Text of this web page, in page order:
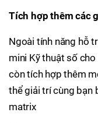
Tích hợp thêm các
Ngoài tính năng hỗ
mini Kỹ thuật số
còn tích hợp thêm
thể giải trí cùng bạn
matrix